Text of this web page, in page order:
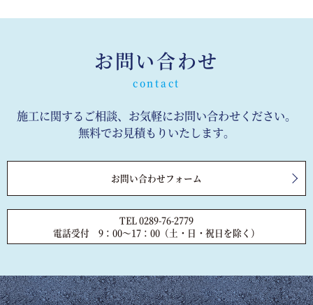
お問い合わせ
施工に関するご相談、お気軽にお問い合わせください。
無料でお見積もりいたします。
お問い合わせフォーム
TEL 0289-76-2779
電話受付 9：00～17：00（土・日・祝日を除く）